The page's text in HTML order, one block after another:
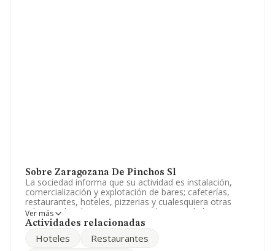
Sobre Zaragozana De Pinchos Sl
La sociedad informa que su actividad es instalación,
comercialización y explotación de bares; cafeterías,
restaurantes, hoteles, pizzerias y cualesquiera otras
relacionadas directamente con el gremio de la
hostelería. transporte relacionado con la actividad an. La
'Establecimientos de bebidas'. No realiza actividad de
Ver más
Actividades relacionadas
Hoteles
Restaurantes